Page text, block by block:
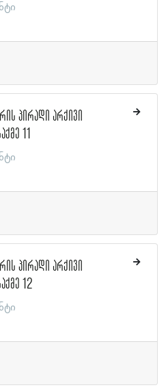
პირადი არქივი
11
პირადი არქივი
12